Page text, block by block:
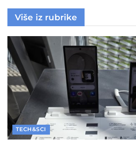
Više iz rubrike
TECH&SCI